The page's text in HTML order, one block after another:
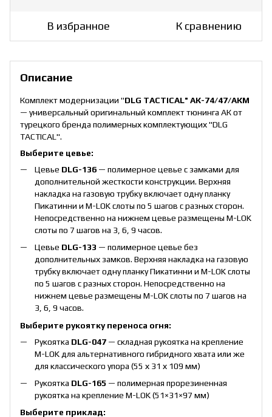
В избранное К сравнению
Описание
Комплект модернизации "DLG TACTICAL" АК-74/47/АКМ
— универсальный оригинальный комплект тюнинга АК от
турецкого бренда полимерных комплектующих "DLG
TACTICAL".
Выберите цевье:
Цевье DLG-136 — полимерное цевье с замками для
дополнительной жесткости конструкции. Верхняя
накладка на газовую трубку включает одну планку
Пикатинни и M-LOK слоты по 5 шагов с разных сторон.
Непосредственно на нижнем цевье размещены M-LOK
слоты по 7 шагов на 3, 6, 9 часов.
Цевье DLG-133 — полимерное цевье без
дополнительных замков. Верхняя накладка на газовую
трубку включает одну планку Пикатинни и M-LOK слоты
по 5 шагов с разных сторон. Непосредственно на
нижнем цевье размещены M-LOK слоты по 7 шагов на
3, 6, 9 часов.
Выберите рукоятку переноса огня:
Рукоятка DLG-047 — складная рукоятка на крепление
M-LOK для альтернативного гибридного хвата или же
для классического упора (55 х 31 х 109 мм)
Рукоятка DLG-165 — полимерная прорезиненная
рукоятка на крепление M-LOK (51×31×97 мм)
Выберите приклад: